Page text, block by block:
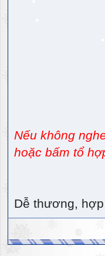
Nếu không
hoặc bấm tổ
Dễ thương,